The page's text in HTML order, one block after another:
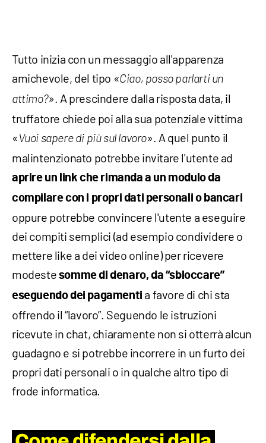
Tutto inizia con un messaggio all'apparenza
amichevole, del tipo «Ciao, posso parlarti un
attimo?». A prescindere dalla risposta data, il
truffatore chiede poi alla sua potenziale vittima
« Vuoi sapere di più sul lavoro». A quel punto il
malintenzionato potrebbe invitare l'utente ad
aprire un link che rimanda a un modulo da
compilare con i propri dati personali o bancari
oppure potrebbe convincere l'utente a eseguire
dei compiti semplici (ad esempio condividere o
mettere like a dei video online) per ricevere
modeste somme di denaro, da “sbloccare”
eseguendo dei pagamenti a favore di chi sta
offrendo il “lavoro”. Seguendo le istruzioni
ricevute in chat, chiaramente non si otterrà alcun
guadagno e si potrebbe incorrere in un furto dei
propri dati personali o in qualche altro tipo di
frode informatica.